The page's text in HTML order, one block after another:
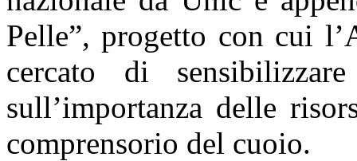
Pelle”, progetto con cui
cercato di
sull’importanza delle
comprensorio del cuoio.